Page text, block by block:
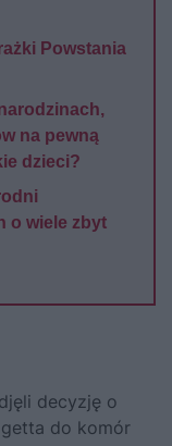
Powstania
na pewną
dzieci?
o wiele zbyt
decyzję o
do komór